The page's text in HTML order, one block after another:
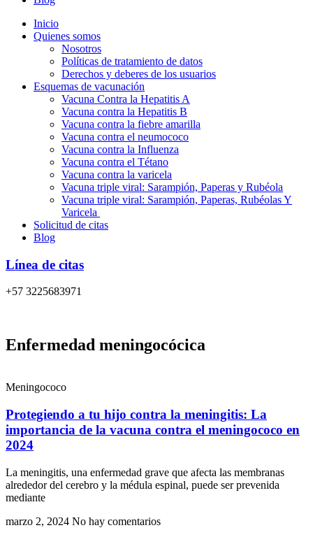
Inicio
Quienes somos
Nosotros
Políticas de tratamiento de datos
Derechos y deberes de los usuarios
Esquemas de vacunación
Vacuna Contra la Hepatitis A
Vacuna contra la Hepatitis B
Vacuna contra la fiebre amarilla
Vacuna contra el neumococo
Vacuna contra la Influenza
Vacuna contra el Tétano
Vacuna contra la varicela
Vacuna triple viral: Sarampión, Paperas y Rubéola
Vacuna triple viral: Sarampión, Paperas, Rubéolas Y
Varicela
Solicitud de citas
Blog
Línea de citas
+57 3225683971
Enfermedad meningocócica
Meningococo
Protegiendo a tu hijo contra la meningitis: La
importancia de la vacuna contra el meningococo en
2024
La meningitis, una enfermedad grave que afecta las membranas
alrededor del cerebro y la médula espinal, puede ser prevenida
mediante
marzo 2, 2024 No hay comentarios